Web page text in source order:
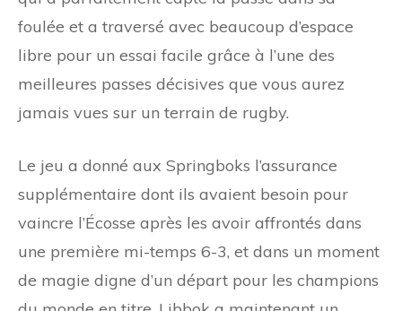
foulée et a traversé avec beaucoup d’espace
libre pour un essai facile grâce à l’une des
meilleures passes décisives que vous aurez
jamais vues sur un terrain de rugby.
Le jeu a donné aux Springboks l’assurance
supplémentaire dont ils avaient besoin pour
vaincre l’Écosse après les avoir affrontés dans
une première mi-temps 6-3, et dans un moment
de magie digne d’un départ pour les champions